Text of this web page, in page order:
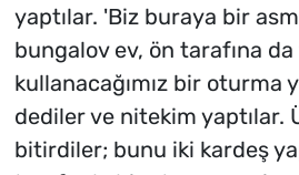
yaptılar. 'Biz buraya bir
bungalov ev, ön tarafına
kullanacağımız bir oturma
dediler ve nitekim yaptılar.
bitirdiler; bunu iki kardeş